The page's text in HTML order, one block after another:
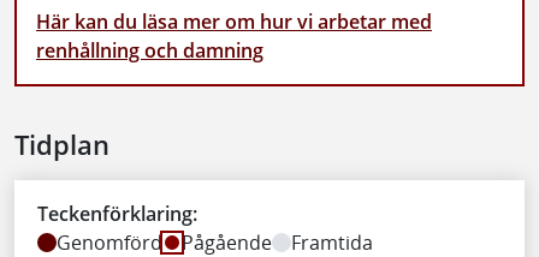
Här kan du läsa mer om hur vi arbetar med
renhållning och damning
Tidplan
Teckenförklaring:
Genomförd
Pågående Framtida